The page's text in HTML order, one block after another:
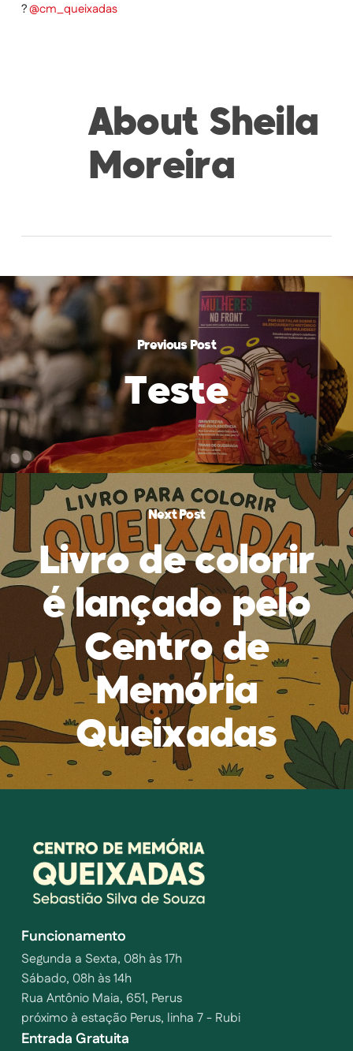
?@cm_queixadas
About Sheila
Moreira
Previous Post
Teste
Next Post
Livro de colorir
é lançado pelo
Centro de
Memória
Queixadas
Funcionamento
Segunda a Sexta, 08h às 17h
Sábado, 08h às 14h
Rua Antônio Maia, 651, Perus
próximo à estação Perus, linha 7 - Rubi
Entrada Gratuita